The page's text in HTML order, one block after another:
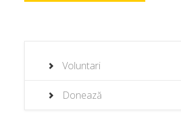
Voluntari
Donează